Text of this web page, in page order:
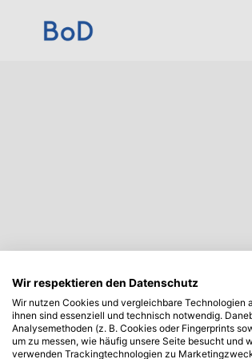
Wir respektieren den Datenschutz
Wir nutzen Cookies und vergleichbare Technologien
ihnen sind essenziell und technisch notwendig.
Analysemethoden (z. B. Cookies oder Fingerprints
um zu messen, wie häufig unsere Seite besucht und
verwenden Trackingtechnologien zu